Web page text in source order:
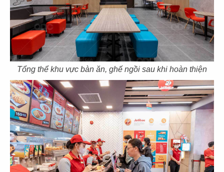
Tổng thể khu vực bàn ăn, ghế ngồi sau khi hoàn thiện
115
LOTUS BLOOM
COFFEE
CN Nghệ An
116
AFFA COFFEE
CN P.14 - Q. Gò Vấp
117
PHỞ HÀ NỘI
CN Berkeley, USA
118
PHỞ HÀ NỘI
Palo Alto